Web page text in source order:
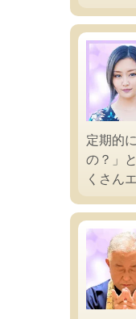
定期的
の？」
くさん